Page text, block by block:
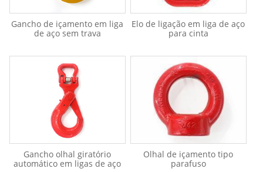
Gancho de içamento em liga
de aço sem trava
Elo de ligação em liga de aço
para cinta
Gancho olhal giratório
automático em ligas de aço
Olhal de içamento tipo
parafuso